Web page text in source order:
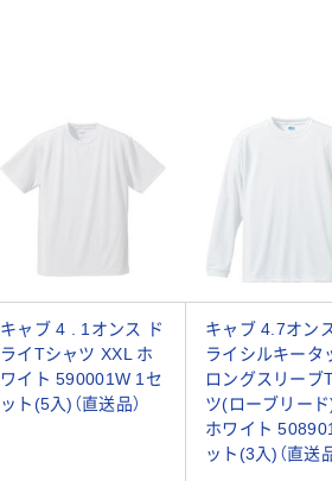
キャブ 4 . 1オンス ド
ライTシャツ XXL ホ
ワイト 590001W 1セ
ット(5入)（直送品）
キャブ 4.7オン
ライシルキータ
ロングスリーブ
ツ(ローブリード
ホワイト
ット(3入)（直送品